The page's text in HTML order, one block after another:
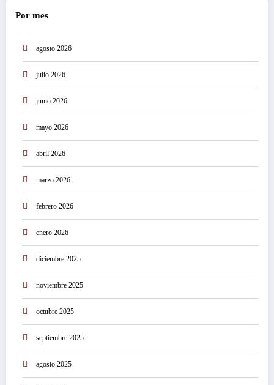
Por mes
agosto 2026
julio 2026
junio 2026
mayo 2026
abril 2026
marzo 2026
febrero 2026
enero 2026
diciembre 2025
noviembre 2025
octubre 2025
septiembre 2025
agosto 2025